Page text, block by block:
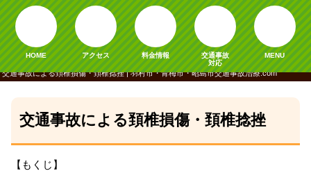
交通事故による頚椎損傷・頚椎捻挫 | 羽村市・青梅市・昭島市交通事故治療.com
HOME アクセス 料金情報
交通事故
対応
MENU
交通事故による頚椎損傷・頚椎捻挫
【もくじ】